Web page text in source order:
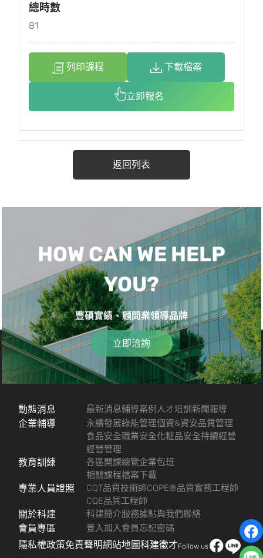
總時數
81
列印課程 下載檔案
立即報名
返回列表
HOW CAN WE HELP
YOU?
豐碩實績、顧問業領導品牌
立即洽詢
動態消息 最新消息輔導案例 人才培訓新聞報導
企業輔導 永續發展綠能管理個資&資安品質管理
食品安全職業安全化粧品安全持續經營
經營管理
教育訓練 各區開課總覽企業包班
相關課程檔案下載
專業人員證照 CQT品質技術師CQPE®品質實務工程師
CQE品質工程師
關於科建 科建簡介服務據點與我們聯絡
會員專區 登入加入會員忘記密碼
隱私權政策免責聲明網站地圖科建徵才Follow us